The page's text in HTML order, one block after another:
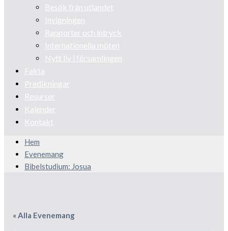
Besök från utlandet
Invigningen
Rapporter och intryck
Internationella möten
Nytt liv i församlingen
Fakta
Predikningar
Resurser
Kalender
Kontakt
Hem
Evenemang
Bibelstudium: Josua
« Alla Evenemang